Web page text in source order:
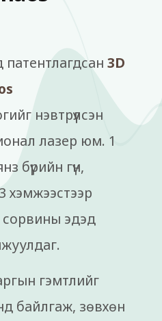
3D
нэвтрүүлсэн
лазер юм. 1
бүрийн гүн,
хэмжээстээр
эдэд
гэмтлийг
байлгаж, зөвхөн